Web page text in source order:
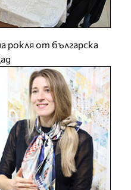
рокля от българска